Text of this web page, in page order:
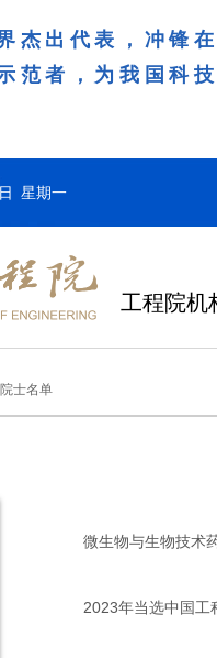
杰出代表，冲锋
范者，为我国科
星期一
工程院机
院士名单
微生物与生物技术药
2023年当选中国工